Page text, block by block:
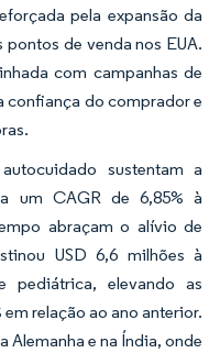
pela expansão da
pontos de venda nos EUA.
com campanhas de
confiança do comprador e
sustentam a
um CAGR de 6,85% à
abraçam o alívio de
USD 6,6 milhões à
pediátrica, elevando as
relação ao ano anterior.
Alemanha e na Índia, onde